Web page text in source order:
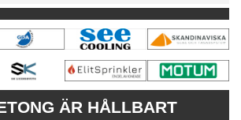
ÄR HÅLLBART